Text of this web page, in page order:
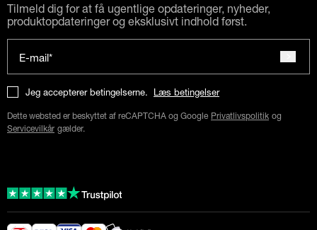
Tilmeld dig for at få ugentlige opdateringer, nyheder,
produktopdateringer og eksklusivt indhold først.
E-mail*
Jeg accepterer betingelserne. Læs betingelser
Dette websted er beskyttet af reCAPTCHA og Google Privatlivspolitik og
Servicevilkår gælder.